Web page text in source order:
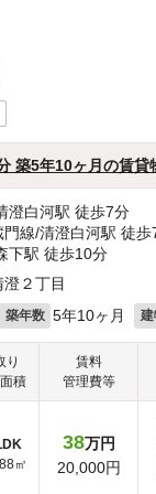
築5年10ヶ月の賃貸
澄白河駅 徒歩7分
線/清澄白河駅 徒歩
下駅 徒歩10分
２丁目
築年数 5年10ヶ月 建
り
積
賃料
管理費等
㎡
38万円
20,000円